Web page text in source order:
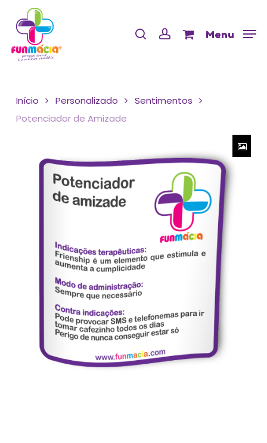
main
content
search
Menu
Cart Cart
Início Personalizado
Sentimentos
Potenciador de Amizade